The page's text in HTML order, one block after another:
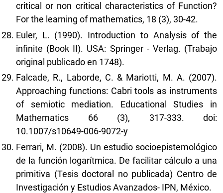
critical or non critical characteristics of Function?
For the learning of mathematics, 18 (3), 30-42.
Euler, L. (1990). Introduction to Analysis of the
infinite (Book II). USA: Springer - Verlag. (Trabajo
original publicado en 1748).
Falcade, R., Laborde, C. & Mariotti, M. A. (2007).
Approaching functions: Cabri tools as instruments
of semiotic mediation. Educational Studies in
Mathematics 66 (3), 317-333. doi:
10.1007/s10649-006-9072-y
Ferrari, M. (2008). Un estudio socioepistemológico
de la función logarítmica. De facilitar cálculo a una
primitiva (Tesis doctoral no publicada) Centro de
Investigación y Estudios Avanzados- IPN, México.